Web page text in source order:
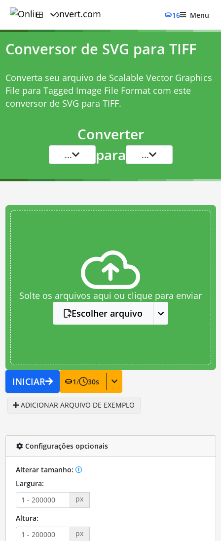
16 Menu
Conversor de SVG para TIFF
Converta seu arquivo de Scalable Vector Graphics
File para Tagged Image File Format com este
conversor de SVG para TIFF.
Converter
... para ...
Solte os arquivos aqui ou clique para enviar
Escolher arquivo
INICIAR 1/ 30s
ADICIONAR ARQUIVO DE EXEMPLO
Configurações opcionais
Alterar tamanho:
Largura:
px
Altura:
px